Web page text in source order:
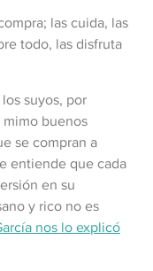
las cuida, las
todo, las disfruta
suyos, por
buenos
se compran a
entiende que cada
en su
y rico no es
nos lo explicó